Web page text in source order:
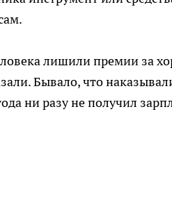
лишили премии за
Бывало, что
ни разу не получил